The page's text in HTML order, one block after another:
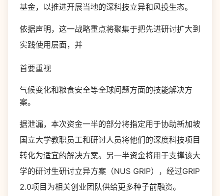
基金，以推进开展当地的深科技立异和风投生态。
依据声明，这一战略重点将聚集于把先进研讨扩大到
实践使用层面，并
首要重视
气候变化和粮食安全等全球问题方面的技能解决方
案。
据泄漏，本次资金一半的部分将指定用于协助新加坡
国立大学教职员工和研讨人员将他们的深度科技项目
转化为适宜的解决方案。另一半资金将用于支撑该大
学的研讨生研讨立异方案（NUS GRIP），经过GRIP
2.0项目为相关创业团队供给更多种子前融资。